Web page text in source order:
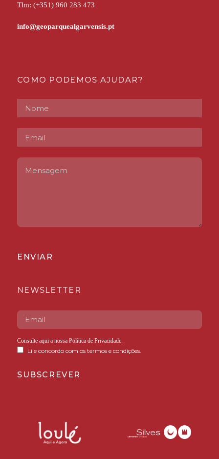
Tlm: (+351) 960 283 473
COMO PODEMOS AJUDAR?
ENVIAR
NEWSLETTER
Consulte aqui a nossa Política de Privacidade
Li e concordo com os termos e condições.